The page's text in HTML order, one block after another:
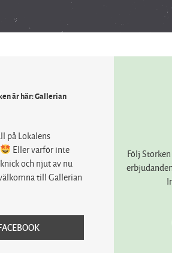
är här: Gallerian
på Lokalens
Eller varför inte
och njut av nu
till Gallerian
Följ